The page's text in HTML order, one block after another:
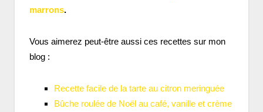
marrons.
Vous aimerez peut-être aussi ces recettes sur mon
blog :
Recette facile de la tarte au citron meringuée
Bûche roulée de Noël au café, vanille et crème